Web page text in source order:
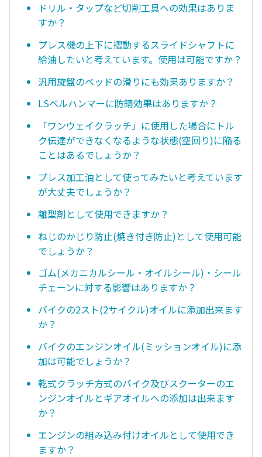
ドリル・タップなど切削工具への効果はありま
すか？
プレス機の上下に摺動するスライドシャフトに
給油したいと考えています。使用は可能ですか？
汎用旋盤のベッドの滑りにも効果ありますか？
LSベルハンマーに防錆効果はありますか？
「ワンウェイクラッチ」に使用した場合にトル
ク伝達ができなくなるような状態(空回り)に陥る
ことはあるでしょうか？
プレス加工油として使ってみたいと考えています
が大丈夫でしょうか？
離型剤として使用できますか？
ねじのかじり防止(焼き付き防止)として使用可能
でしょうか？
ゴム(メカニカルシール・オイルシール)・シール
チェーンに対する影響はありますか？
バイクの2スト(2サイクル)オイルに添加出来ます
か？
バイクのエンジンオイル(ミッションオイル)に添
加は可能でしょうか？
乾式クラッチ方式のバイク及びスクーターのエ
ンジンオイルとギアオイルへの添加は出来ます
か？
エンジンの組み込み付けオイルとして使用でき
ますか？